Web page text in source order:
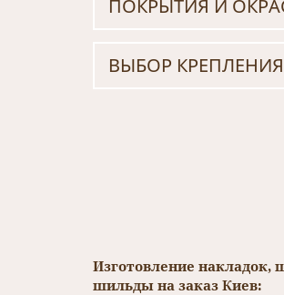
ПОКРЫТИЯ И
ВЫБОР КРЕПЛЕНИЯ
Изготовление накладок,
шильды на заказ Киев: